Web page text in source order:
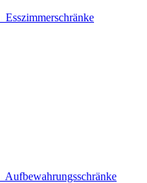
Esszimmerschränke
Aufbewahrungsschränke